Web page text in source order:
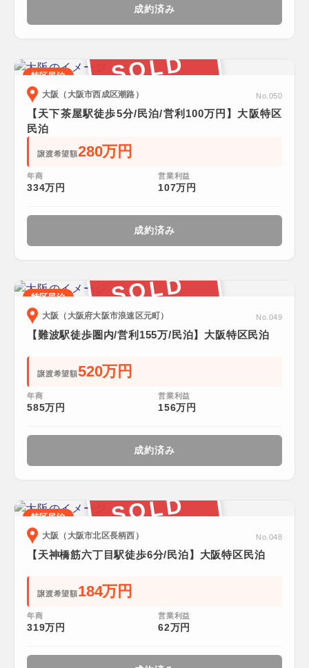
成約済み
SOLD
特区民泊
大阪（大阪市西成区潮路）
No.050
【天下茶屋駅徒歩5分/民泊/営利100万円】大阪特区
民泊
譲渡希望額280万円
年商
334万円
営業利益
107万円
成約済み
SOLD
特区民泊
大阪（大阪府大阪市浪速区元町）
No.049
【難波駅徒歩圏内/営利155万/民泊】大阪特区民泊
譲渡希望額520万円
年商
585万円
営業利益
156万円
成約済み
SOLD
特区民泊
大阪（大阪市北区長柄西）
No.048
【天神橋筋六丁目駅徒歩6分/民泊】大阪特区民泊
譲渡希望額184万円
年商
319万円
営業利益
62万円